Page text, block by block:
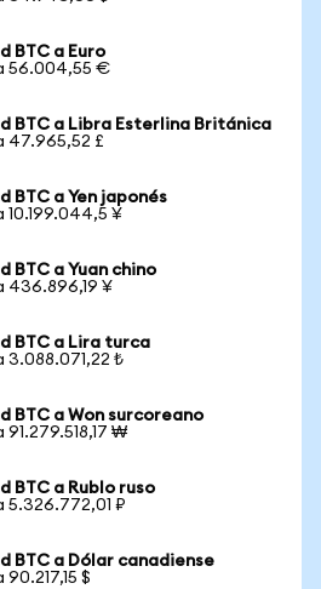
BTC a Euro
56.004,55 €
BTC a Libra Esterlina Británica
47.965,52 £
BTC a Yen japonés
10.199.044,5 ¥
BTC a Yuan chino
436.896,19 ¥
BTC a Lira turca
3.088.071,22 ₺
BTC a Won surcoreano
91.279.518,17 ₩
BTC a Rublo ruso
5.326.772,01 ₽
BTC a Dólar canadiense
$